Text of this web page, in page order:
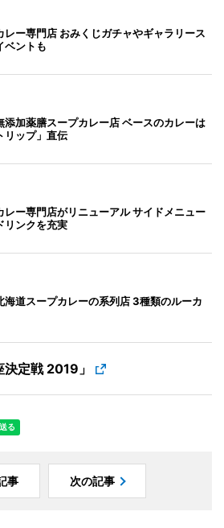
レー専門店 おみくじガチャやギャラリース
ベントも
添加薬膳スープカレー店 ベースのカレーは
リップ」直伝
レー専門店がリニューアル サイドメニュー
リンクを充実
海道スープカレーの系列店 3種類のルーカ
決定戦 2019」
事 次の記事